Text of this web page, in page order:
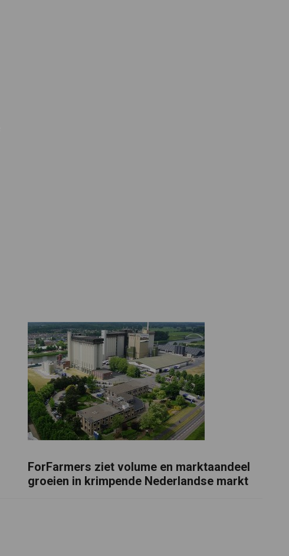
ForFarmers ziet volume en marktaandeel
groeien in krimpende Nederlandse markt